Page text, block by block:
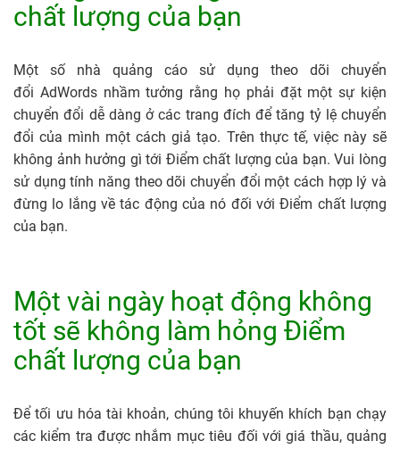
chất lượng của bạn
Một số nhà quảng cáo sử dụng theo dõi chuyển
đổi AdWords nhầm tưởng rằng họ phải đặt một sự kiện
chuyển đổi dễ dàng ở các trang đích để tăng tỷ lệ chuyển
đổi của mình một cách giả tạo. Trên thực tế, việc này sẽ
không ảnh hưởng gì tới Điểm chất lượng của bạn. Vui lòng
sử dụng tính năng theo dõi chuyển đổi một cách hợp lý và
đừng lo lắng về tác động của nó đối với Điểm chất lượng
của bạn.
Một vài ngày hoạt động không
tốt sẽ không làm hỏng Điểm
chất lượng của bạn
Để tối ưu hóa tài khoản, chúng tôi khuyến khích bạn chạy
các kiểm tra được nhắm mục tiêu đối với giá thầu, quảng